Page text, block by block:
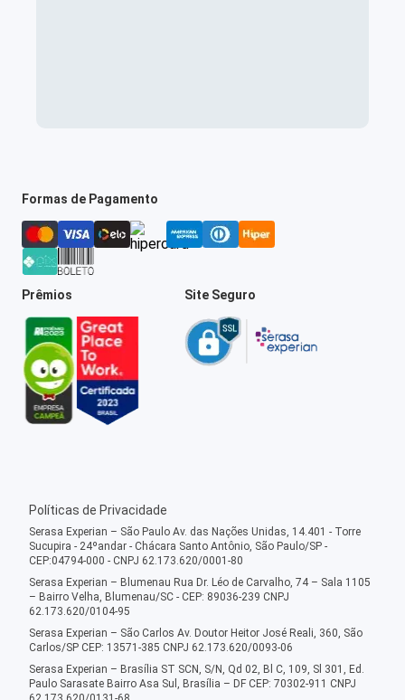
Formas de Pagamento
Prêmios Site Seguro
Políticas de Privacidade
Serasa Experian – São Paulo Av. das Nações Unidas, 14.401 - Torre
Sucupira - 24ºandar - Chácara Santo Antônio, São Paulo/SP -
CEP:04794-000 - CNPJ 62.173.620/0001-80
Serasa Experian – Blumenau Rua Dr. Léo de Carvalho, 74 – Sala 1105
– Bairro Velha, Blumenau/SC - CEP: 89036-239 CNPJ
62.173.620/0104-95
Serasa Experian – São Carlos Av. Doutor Heitor José Reali, 360, São
Carlos/SP CEP: 13571-385 CNPJ 62.173.620/0093-06
Serasa Experian – Brasília ST SCN, S/N, Qd 02, Bl C, 109, Sl 301, Ed.
Paulo Sarasate Bairro Asa Sul, Brasília – DF CEP: 70302-911 CNPJ